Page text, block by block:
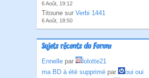
6 Août, 19:12
Titoune sur Verbi 1441
6 Août, 18:50
Sujets récents du Forum
Ennelle par
lolotte21
ma BD à été supprimé par
oui oui